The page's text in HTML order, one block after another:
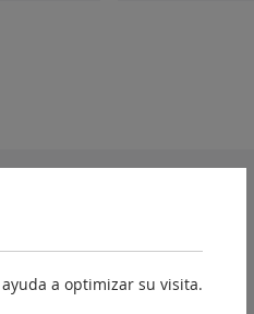
a optimizar su visita.